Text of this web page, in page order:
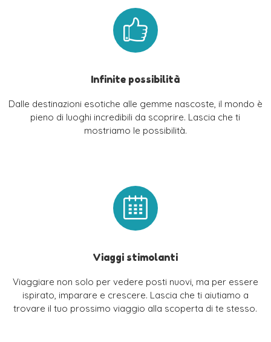
Infinite possibilità
Dalle destinazioni esotiche alle gemme nascoste, il mondo è
pieno di luoghi incredibili da scoprire. Lascia che ti
mostriamo le possibilità.
Viaggi stimolanti
Viaggiare non solo per vedere posti nuovi, ma per essere
ispirato, imparare e crescere. Lascia che ti aiutiamo a
trovare il tuo prossimo viaggio alla scoperta di te stesso.